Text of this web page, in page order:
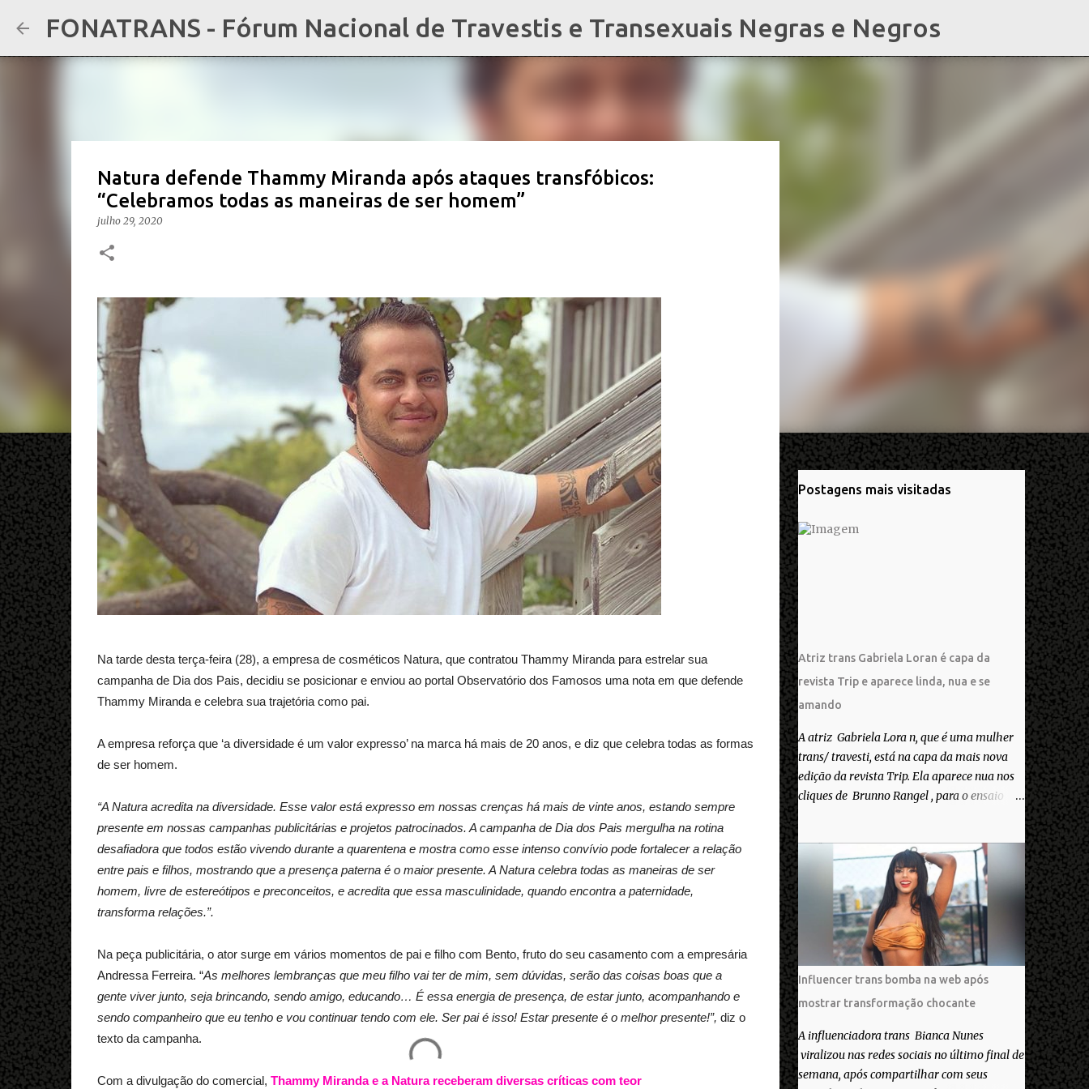
Pular para o conteúdo principal
FONATRANS - Fórum Nacional de Travestis e Transexuais Negras e Negros
Natura defende Thammy Miranda após ataques transfóbicos:
“Celebramos todas as maneiras de ser homem”
julho 29, 2020
Na tarde desta terça-feira (28), a empresa de cosméticos Natura, que contratou Thammy Miranda para estrelar sua
campanha de Dia dos Pais, decidiu se posicionar e enviou ao portal Observatório dos Famosos uma nota em que defende
Thammy Miranda e celebra sua trajetória como pai.
A empresa reforça que ‘a diversidade é um valor expresso’ na marca há mais de 20 anos, e diz que celebra todas as formas
de ser homem.
“A Natura acredita na diversidade. Esse valor está expresso em nossas crenças há mais de vinte anos, estando sempre
presente em nossas campanhas publicitárias e projetos patrocinados. A campanha de Dia dos Pais mergulha na rotina
desafiadora que todos estão vivendo durante a quarentena e mostra como esse intenso convívio pode fortalecer a relação
entre pais e filhos, mostrando que a presença paterna é o maior presente. A Natura celebra todas as maneiras de ser
homem, livre de estereótipos e preconceitos, e acredita que essa masculinidade, quando encontra a paternidade,
transforma relações.”.
Na peça publicitária, o ator surge em vários momentos de pai e filho com Bento, fruto do seu casamento com a empresária
Andressa Ferreira. “As melhores lembranças que meu filho vai ter de mim, sem dúvidas, serão das coisas boas que a
gente viver junto, seja brincando, sendo amigo, educando… É essa energia de presença, de estar junto, acompanhando e
sendo companheiro que eu tenho e vou continuar tendo com ele. Ser pai é isso! Estar presente é o melhor presente!”, diz o
texto da campanha.
Com a divulgação do comercial, Thammy Miranda e a Natura receberam diversas críticas com teor
Postagens mais visitadas
Atriz trans Gabriela Loran é capa da
revista Trip e aparece linda, nua e se
amando
A atriz Gabriela Lora n, que é uma mulher
trans/ travesti, está na capa da mais nova
edição da revista Trip. Ela aparece nua nos
cliques de Brunno Rangel , para o ensaio
Pele Project, que ilustra a matéria de capa
“Você gosta do seu Corpo?”. “Finalmente
saiuuu!!! Muita felicidade e gratidão a toda
movimentação para que isso se tornasse
real. Agradeço aos lindos Bruno e Marcelo
por me convidarem para esse projeto
incrível, que fala acima de tudo sobre amor.
Todo carinho do mundo para a Dri da Trip
que foi a ponte disso tudo”, escreveu
Gabriela. Gabriela classificou a capa como
linda e a matéria que envolvem 180
histórias (e corpos nus) de gente que se
apaixonou pela própria pele – como
extraordinária. O Pele Projetc tem como
Influencer trans bomba na web após
mostrar transformação chocante
A influenciadora trans Bianca Nunes
viralizou nas redes sociais no último final de
semana, após compartilhar com seus